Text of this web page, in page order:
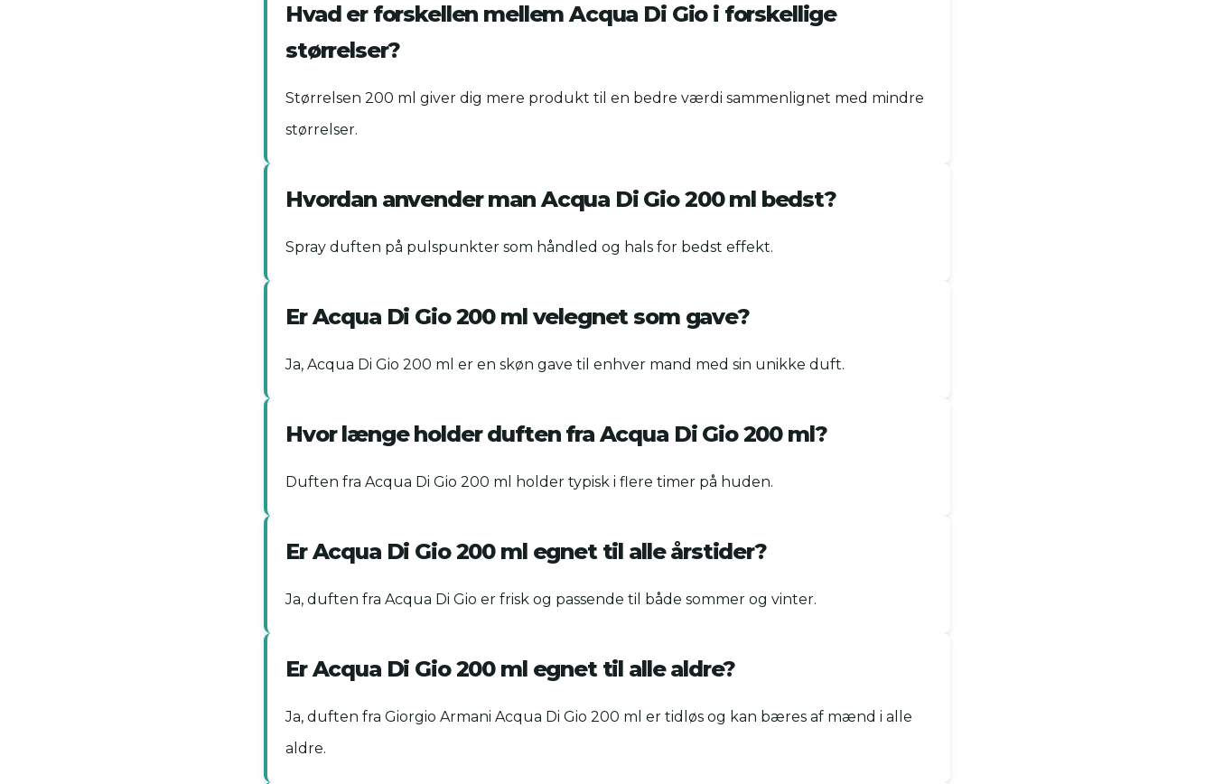
Hvad er forskellen mellem Acqua Di Gio i forskellige
størrelser?
Størrelsen 200 ml giver dig mere produkt til en bedre værdi sammenlignet med mindre
størrelser.
Hvordan anvender man Acqua Di Gio 200 ml bedst?
Spray duften på pulspunkter som håndled og hals for bedst effekt.
Er Acqua Di Gio 200 ml velegnet som gave?
Ja, Acqua Di Gio 200 ml er en skøn gave til enhver mand med sin unikke duft.
Hvor længe holder duften fra Acqua Di Gio 200 ml?
Duften fra Acqua Di Gio 200 ml holder typisk i flere timer på huden.
Er Acqua Di Gio 200 ml egnet til alle årstider?
Ja, duften fra Acqua Di Gio er frisk og passende til både sommer og vinter.
Er Acqua Di Gio 200 ml egnet til alle aldre?
Ja, duften fra Giorgio Armani Acqua Di Gio 200 ml er tidløs og kan bæres af mænd i alle
aldre.